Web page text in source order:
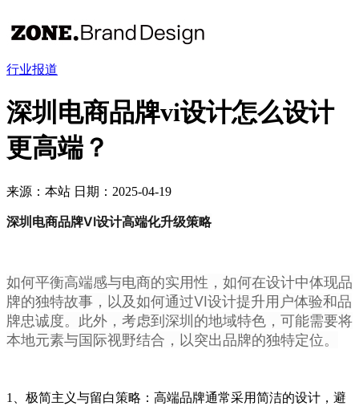
行业报道
深圳电商品牌vi设计怎么设计
更高端？
来源：本站 日期：2025-04-19
深圳电商品牌VI设计高端化升级策略
如何平衡高端感与电商的实用性，如何在设计中体现品
牌的独特故事，以及如何通过VI设计提升用户体验和品
牌忠诚度。此外，考虑到深圳的地域特色，可能需要将
本地元素与国际视野结合，以突出品牌的独特定位。
1、极简主义与留白策略：高端品牌通常采用简洁的设计，避